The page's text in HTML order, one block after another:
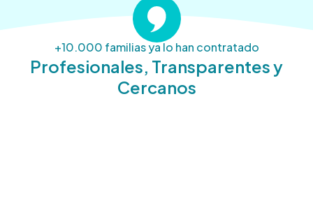
+10.000 familias ya lo han contratado
Profesionales, Transparentes y
Cercanos